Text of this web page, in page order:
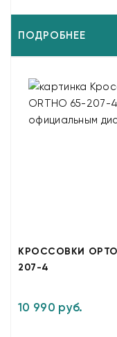
ПОДРОБНЕЕ
КРОССОВКИ
207-4
10 990 руб.